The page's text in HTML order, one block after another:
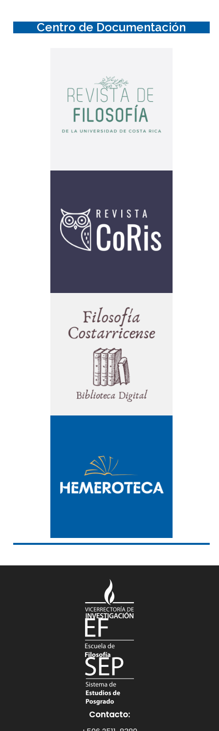
Centro de Documentación
Contacto: